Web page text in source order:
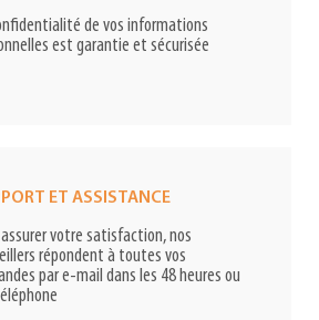
de vos informations
est garantie et sécurisée
ET ASSISTANCE
votre satisfaction, nos
répondent à toutes vos
par e-mail dans les 48 heures ou